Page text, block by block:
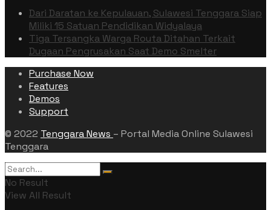
Dari Daratan ke Kepulauan, Sulawesi Tenggara Siap
Miliki 15 Satuan Pendidikan Widyalaya
Tiga Tersangka Warga Routa Ditahan Terkait
Dugaan Pengrusakan Saat Demo Smelter
Purchase Now
Features
Demos
Support
© 2022 Tenggara News – Portal Media Online Sulawesi
Tenggara
No Result
View All Result